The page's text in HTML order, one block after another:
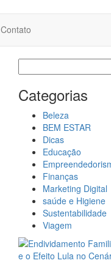
Contato
por:
Categorias
Beleza
BEM ESTAR
Dicas
Educação
Finanças
Marketing Digital
saúde e Higiene
Sustentabilidade
Viagem